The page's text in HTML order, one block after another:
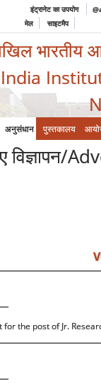
इंट्रानेट का उपयोग
मेल
साइटमैप
भारतीय
अनुसंधान पुस्तकालय
the post of Jr.